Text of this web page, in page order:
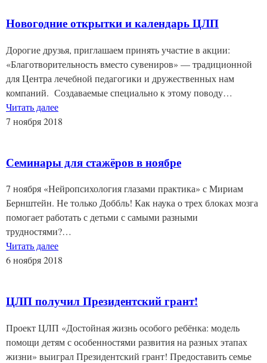
Новогодние открытки и календарь ЦЛП
Дорогие друзья, приглашаем принять участие в акции:
«Благотворительность вместо сувениров» — традиционной
для Центра лечебной педагогики и дружественных нам
компаний. Создаваемые специально к этому поводу…
Читать далее
7 ноября 2018
Семинары для стажёров в ноябре
7 ноября «Нейропсихология глазами практика» с Мириам
Бернштейн. Не только Доббль! Как наука о трех блоках мозга
помогает работать с детьми с самыми разными
трудностями?…
Читать далее
6 ноября 2018
ЦЛП получил Президентский грант!
Проект ЦЛП «Достойная жизнь особого ребёнка: модель
помощи детям с особенностями развития на разных этапах
жизни» выиграл Президентский грант! Предоставить семье